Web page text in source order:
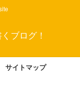
ブログ！
サイトマップ